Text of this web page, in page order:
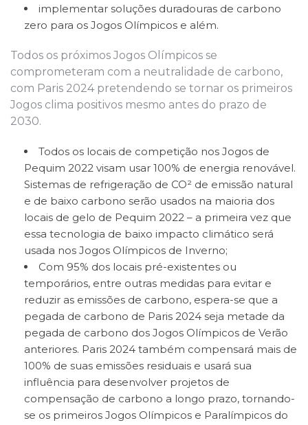
implementar soluções duradouras de carbono
zero para os Jogos Olímpicos e além.
Todos os próximos Jogos Olímpicos se
comprometeram com a neutralidade de carbono,
com Paris 2024 pretendendo se tornar os primeiros
Jogos clima positivos mesmo antes do prazo de
2030.
Todos os locais de competição nos Jogos de
Pequim 2022 visam usar 100% de energia renovável.
Sistemas de refrigeração de CO² de emissão natural
e de baixo carbono serão usados na maioria dos
locais de gelo de Pequim 2022 – a primeira vez que
essa tecnologia de baixo impacto climático será
usada nos Jogos Olímpicos de Inverno;
Com 95% dos locais pré-existentes ou
temporários, entre outras medidas para evitar e
reduzir as emissões de carbono, espera-se que a
pegada de carbono de Paris 2024 seja metade da
pegada de carbono dos Jogos Olímpicos de Verão
anteriores. Paris 2024 também compensará mais de
100% de suas emissões residuais e usará sua
influência para desenvolver projetos de
compensação de carbono a longo prazo, tornando-
se os primeiros Jogos Olímpicos e Paralímpicos do